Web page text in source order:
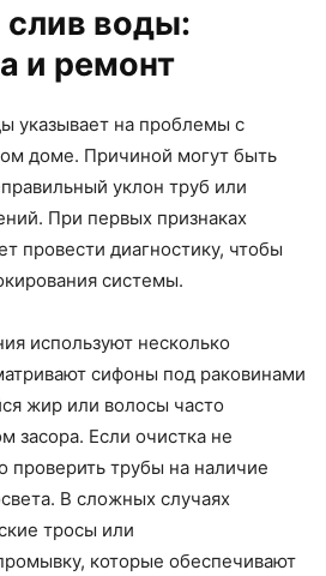
воды:
и ремонт
указывает на проблемы с
доме. Причиной могут быть
уклон труб или
При первых признаках
провести диагностику, чтобы
системы.
используют несколько
сифоны под раковинами
жир или волосы часто
засора. Если очистка не
проверить трубы на наличие
В сложных случаях
тросы или
которые обеспечивают